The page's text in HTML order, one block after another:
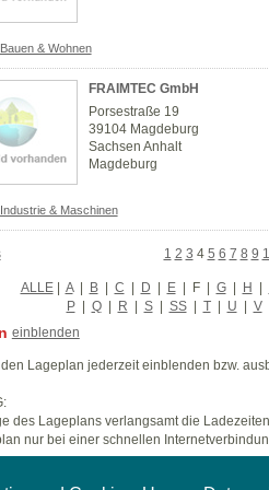
Bauen & Wohnen
FRAIMTEC GmbH
Porsestraße 19
39104 Magdeburg
Sachsen Anhalt
Magdeburg
Industrie & Maschinen
1 2 3 4 5 6 7 8 9
ALLE| A | B | C | D | E | F| G | H |
P | Q | R | S | SS | T | U | V
einblenden
den Lageplan jederzeit einblenden bzw.
des Lageplans verlangsamt die
nur bei einer schnellen